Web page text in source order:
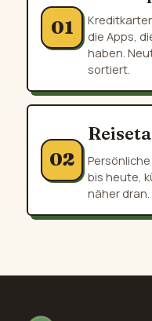
01
die Apps,
haben.
sortiert.
02
bis heute,
näher dran.